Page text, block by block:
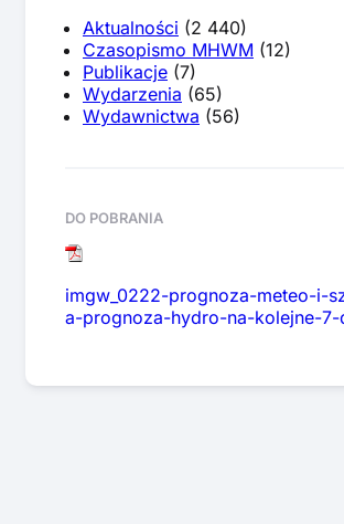
Aktualności (2 440)
Czasopismo MHWM (12)
Publikacje (7)
Wydarzenia (65)
Wydawnictwa (56)
DO POBRANIA
imgw_0222-prognoza-meteo-i-
a-prognoza-hydro-na-kolejne-